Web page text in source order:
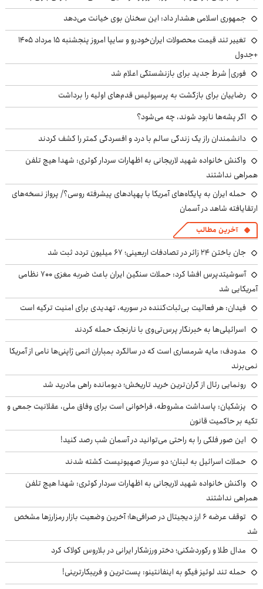
جمهوری اسلامی هشدار داد: این سخنان بوی خیانت می‌دهد
تغییر تند قیمت محصولات ایران‌خودرو و سایپا امروز پنجشنبه ۱۵ مرداد ۱۴۰۵
+جدول
فوری| شرط جدید برای بازنشستگی اعلام شد
رضاییان برای بازگشت به پرسپولیس قدم‌های اولیه را برداشت
اگر پشه‌ها نابود شوند، چه می‌شود؟
دانشمندان راز یک زندگی سالم با درد و افسردگی کمتر را کشف کردند
واکنش خانواده شهید لاریجانی به اظهارات سردار کوثری: شهدا هیچ تلفن
همراهی نداشتند
حمله ایران به پایگاه‌های آمریکا با پهپادهای پیشرفته روسی؟/ پرواز نسخه‌های
ارتقایافته شاهد در آسمان
آخرین مطالب
جان باختن ۲۴ زائر در تصادفات اربعینی؛ ۶۷ میلیون تردد ثبت شد
آسوشیتدپرس افشا کرد: حملات سنگین ایران باعث ضربه مغزی ۷۰۰ نظامی
آمریکایی شد
فیدان: هر فعالیت بی‌ثبات‌کننده در سوریه، تهدیدی برای امنیت ترکیه است
اسرائیلی‌ها به خبرنگار پرس‌تی‌وی با نارنجک حمله کردند
مدودف: مایه شرمساری است که در سالگرد بمباران اتمی ژاپنی‌ها نامی از آمریکا
نمی‌برند
رونمایی رئال از گران‌ترین خرید تاریخش؛ دیومانده راهی مادرید شد
پزشکیان: پاسداشت مشروطه، فراخوانی است برای وفاق ملی، عقلانیت جمعی و
تکیه بر حاکمیت قانون
این صور فلکی را به راحتی می‌توانید در آسمان شب رصد کنید!
حملات اسرائیل به لبنان؛ دو سرباز صهیونیست کشته شدند
واکنش خانواده شهید لاریجانی به اظهارات سردار کوثری: شهدا هیچ تلفن
همراهی نداشتند
توقف عرضه ۶ ارز دیجیتال در صرافی‌ها؛ آخرین وضعیت بازار رمزارزها مشخص
شد
مدال طلا و رکوردشکنی؛ دختر ورزشکار ایرانی در بلاروس کولاک کرد
حمله تند لوئیز فیگو به اینفانتینو: پست‌ترین و فریبکارترینی!